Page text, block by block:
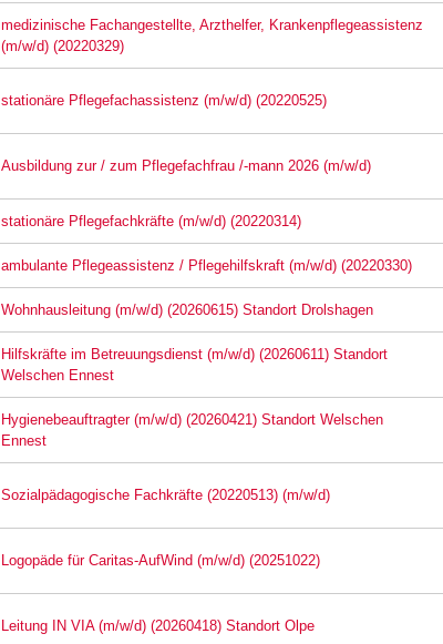
medizinische Fachangestellte, Arzthelfer, Krankenpflegeassistenz
(m/w/d) (20220329)
stationäre Pflegefachassistenz (m/w/d) (20220525)
Ausbildung zur / zum Pflegefachfrau /-mann 2026 (m/w/d)
stationäre Pflegefachkräfte (m/w/d) (20220314)
ambulante Pflegeassistenz / Pflegehilfskraft (m/w/d) (20220330)
Wohnhausleitung (m/w/d) (20260615) Standort Drolshagen
Hilfskräfte im Betreuungsdienst (m/w/d) (20260611) Standort
Welschen Ennest
Hygienebeauftragter (m/w/d) (20260421) Standort Welschen
Ennest
Sozialpädagogische Fachkräfte (20220513) (m/w/d)
Logopäde für Caritas-AufWind (m/w/d) (20251022)
Leitung IN VIA (m/w/d) (20260418) Standort Olpe